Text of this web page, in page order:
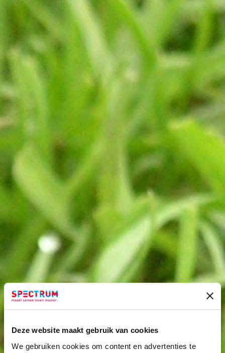
Deze website maakt gebruik van cookies
We gebruiken cookies om content en advertenties te